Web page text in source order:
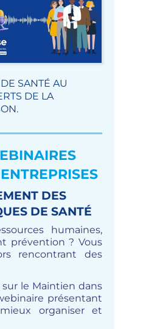
SANTÉ AU
DE LA
DES
DE SANTÉ
humaines,
prévention ? Vous
rencontrant des
le Maintien dans
présentant
organiser et